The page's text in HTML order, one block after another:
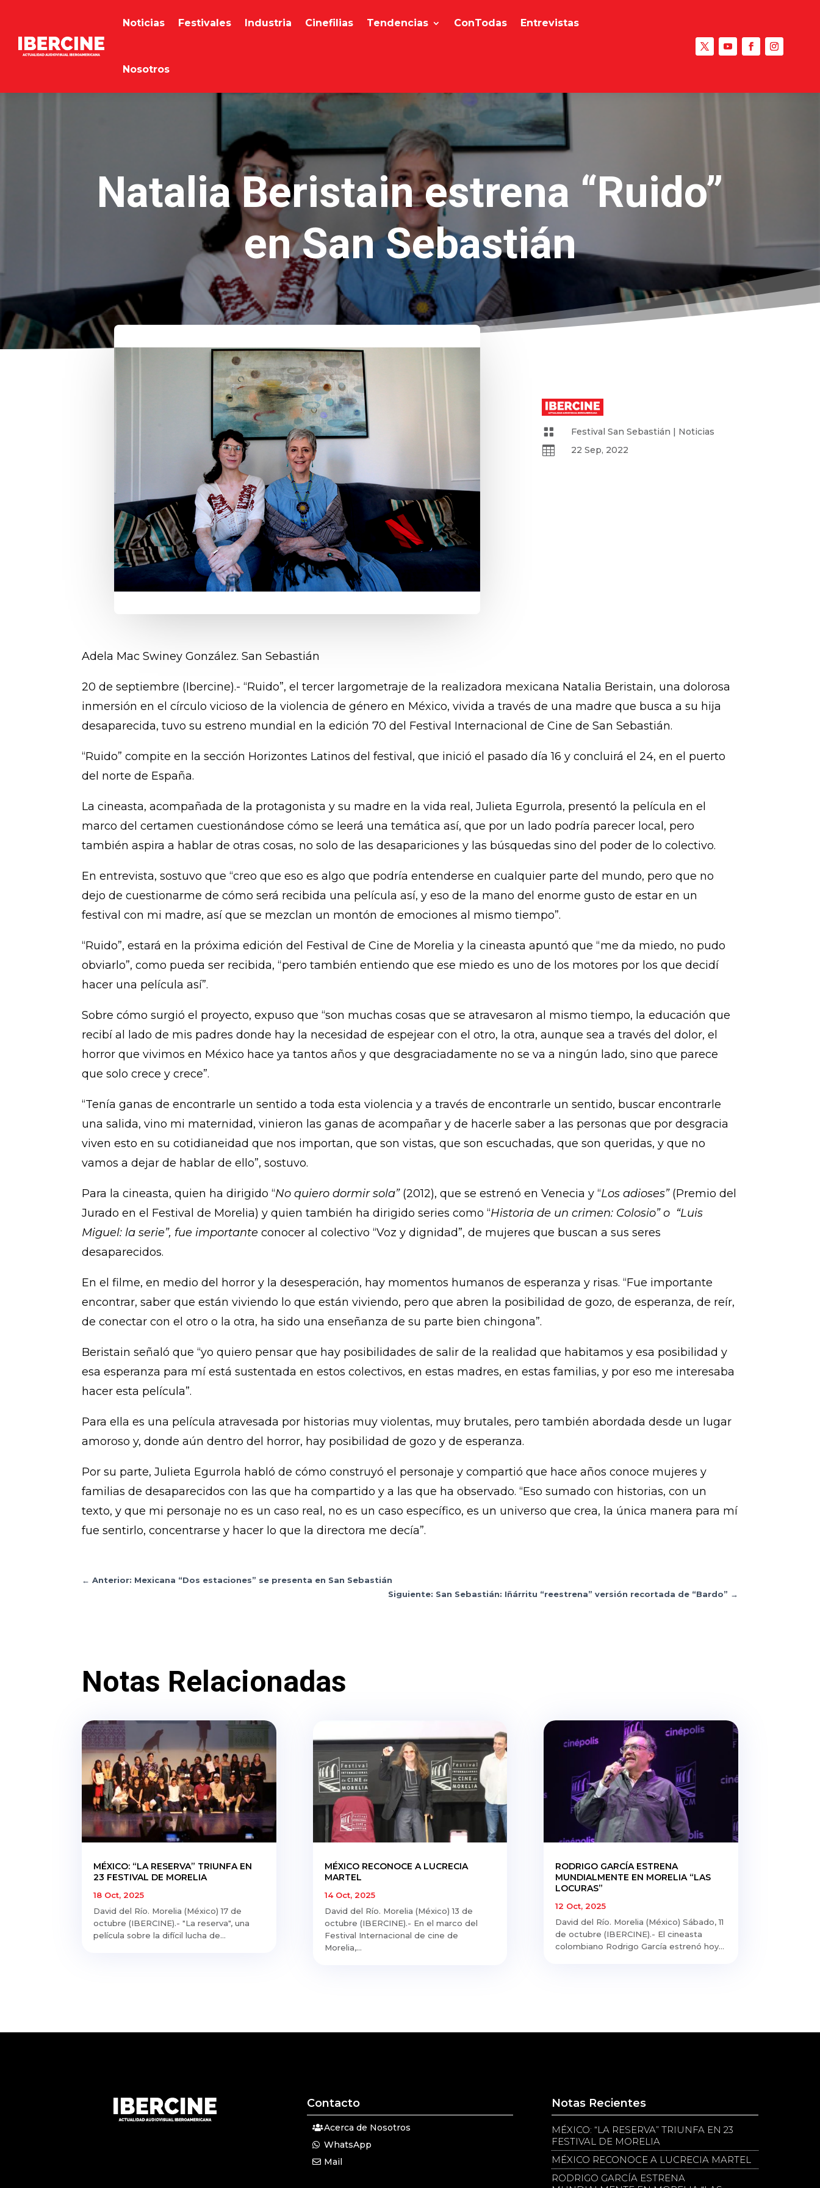
Noticias Festivales Industria Cinefilias Tendencias ConTodas Entrevistas
Nosotros
Natalia Beristain estrena “Ruido”
en San Sebastián
 Festival San Sebastián | Noticias
 22 Sep, 2022
Adela Mac Swiney González. San Sebastián
20 de septiembre (Ibercine).- “Ruido”, el tercer largometraje de la realizadora mexicana Natalia Beristain, una dolorosa
inmersión en el círculo vicioso de la violencia de género en México, vivida a través de una madre que busca a su hija
desaparecida, tuvo su estreno mundial en la edición 70 del Festival Internacional de Cine de San Sebastián.
“Ruido” compite en la sección Horizontes Latinos del festival, que inició el pasado día 16 y concluirá el 24, en el puerto
del norte de España.
La cineasta, acompañada de la protagonista y su madre en la vida real, Julieta Egurrola, presentó la película en el
marco del certamen cuestionándose cómo se leerá una temática así, que por un lado podría parecer local, pero
también aspira a hablar de otras cosas, no solo de las desapariciones y las búsquedas sino del poder de lo colectivo.
En entrevista, sostuvo que “creo que eso es algo que podría entenderse en cualquier parte del mundo, pero que no
dejo de cuestionarme de cómo será recibida una película así, y eso de la mano del enorme gusto de estar en un
festival con mi madre, así que se mezclan un montón de emociones al mismo tiempo”.
“Ruido”, estará en la próxima edición del Festival de Cine de Morelia y la cineasta apuntó que “me da miedo, no pudo
obviarlo”, como pueda ser recibida, “pero también entiendo que ese miedo es uno de los motores por los que decidí
hacer una película así”.
Sobre cómo surgió el proyecto, expuso que “son muchas cosas que se atravesaron al mismo tiempo, la educación que
recibí al lado de mis padres donde hay la necesidad de espejear con el otro, la otra, aunque sea a través del dolor, el
horror que vivimos en México hace ya tantos años y que desgraciadamente no se va a ningún lado, sino que parece
que solo crece y crece”.
“Tenía ganas de encontrarle un sentido a toda esta violencia y a través de encontrarle un sentido, buscar encontrarle
una salida, vino mi maternidad, vinieron las ganas de acompañar y de hacerle saber a las personas que por desgracia
viven esto en su cotidianeidad que nos importan, que son vistas, que son escuchadas, que son queridas, y que no
vamos a dejar de hablar de ello”, sostuvo.
Para la cineasta, quien ha dirigido “No quiero dormir sola”(2012), que se estrenó en Venecia y “Los adioses”(Premio del
Jurado en el Festival de Morelia) y quien también ha dirigido series como “Historia de un crimen: Colosio” o “Luis
Miguel: la serie”, fue importanteconocer al colectivo “Voz y dignidad”, de mujeres que buscan a sus seres
desaparecidos.
En el filme, en medio del horror y la desesperación, hay momentos humanos de esperanza y risas. “Fue importante
encontrar, saber que están viviendo lo que están viviendo, pero que abren la posibilidad de gozo, de esperanza, de reír,
de conectar con el otro o la otra, ha sido una enseñanza de su parte bien chingona”.
Beristain señaló que “yo quiero pensar que hay posibilidades de salir de la realidad que habitamos y esa posibilidad y
esa esperanza para mí está sustentada en estos colectivos, en estas madres, en estas familias, y por eso me interesaba
hacer esta película”.
Para ella es una película atravesada por historias muy violentas, muy brutales, pero también abordada desde un lugar
amoroso y, donde aún dentro del horror, hay posibilidad de gozo y de esperanza.
Por su parte, Julieta Egurrola habló de cómo construyó el personaje y compartió que hace años conoce mujeres y
familias de desaparecidos con las que ha compartido y a las que ha observado. “Eso sumado con historias, con un
texto, y que mi personaje no es un caso real, no es un caso específico, es un universo que crea, la única manera para mí
fue sentirlo, concentrarse y hacer lo que la directora me decía”.
←Anterior: Mexicana “Dos estaciones” se presenta en San Sebastián
Siguiente: San Sebastián: Iñárritu “reestrena” versión recortada de “Bardo” →
Notas Relacionadas
MÉXICO: “LA RESERVA” TRIUNFA EN
23 FESTIVAL DE MORELIA
18 Oct, 2025
David del Río. Morelia (México) 17 de
octubre (IBERCINE).- "La reserva", una
película sobre la difícil lucha de...
MÉXICO RECONOCE A LUCRECIA
MARTEL
14 Oct, 2025
David del Río. Morelia (México) 13 de
octubre (IBERCINE).- En el marco del
Festival Internacional de cine de
Morelia,...
RODRIGO GARCÍA ESTRENA
MUNDIALMENTE EN MORELIA “LAS
LOCURAS”
12 Oct, 2025
David del Río. Morelia (México) Sábado, 11
de octubre (IBERCINE).- El cineasta
colombiano Rodrigo García estrenó hoy...
Contacto
Acerca de Nosotros
WhatsApp
Mail
Notas Recientes
MÉXICO: “LA RESERVA” TRIUNFA EN 23
FESTIVAL DE MORELIA
MÉXICO RECONOCE A LUCRECIA MARTEL
RODRIGO GARCÍA ESTRENA